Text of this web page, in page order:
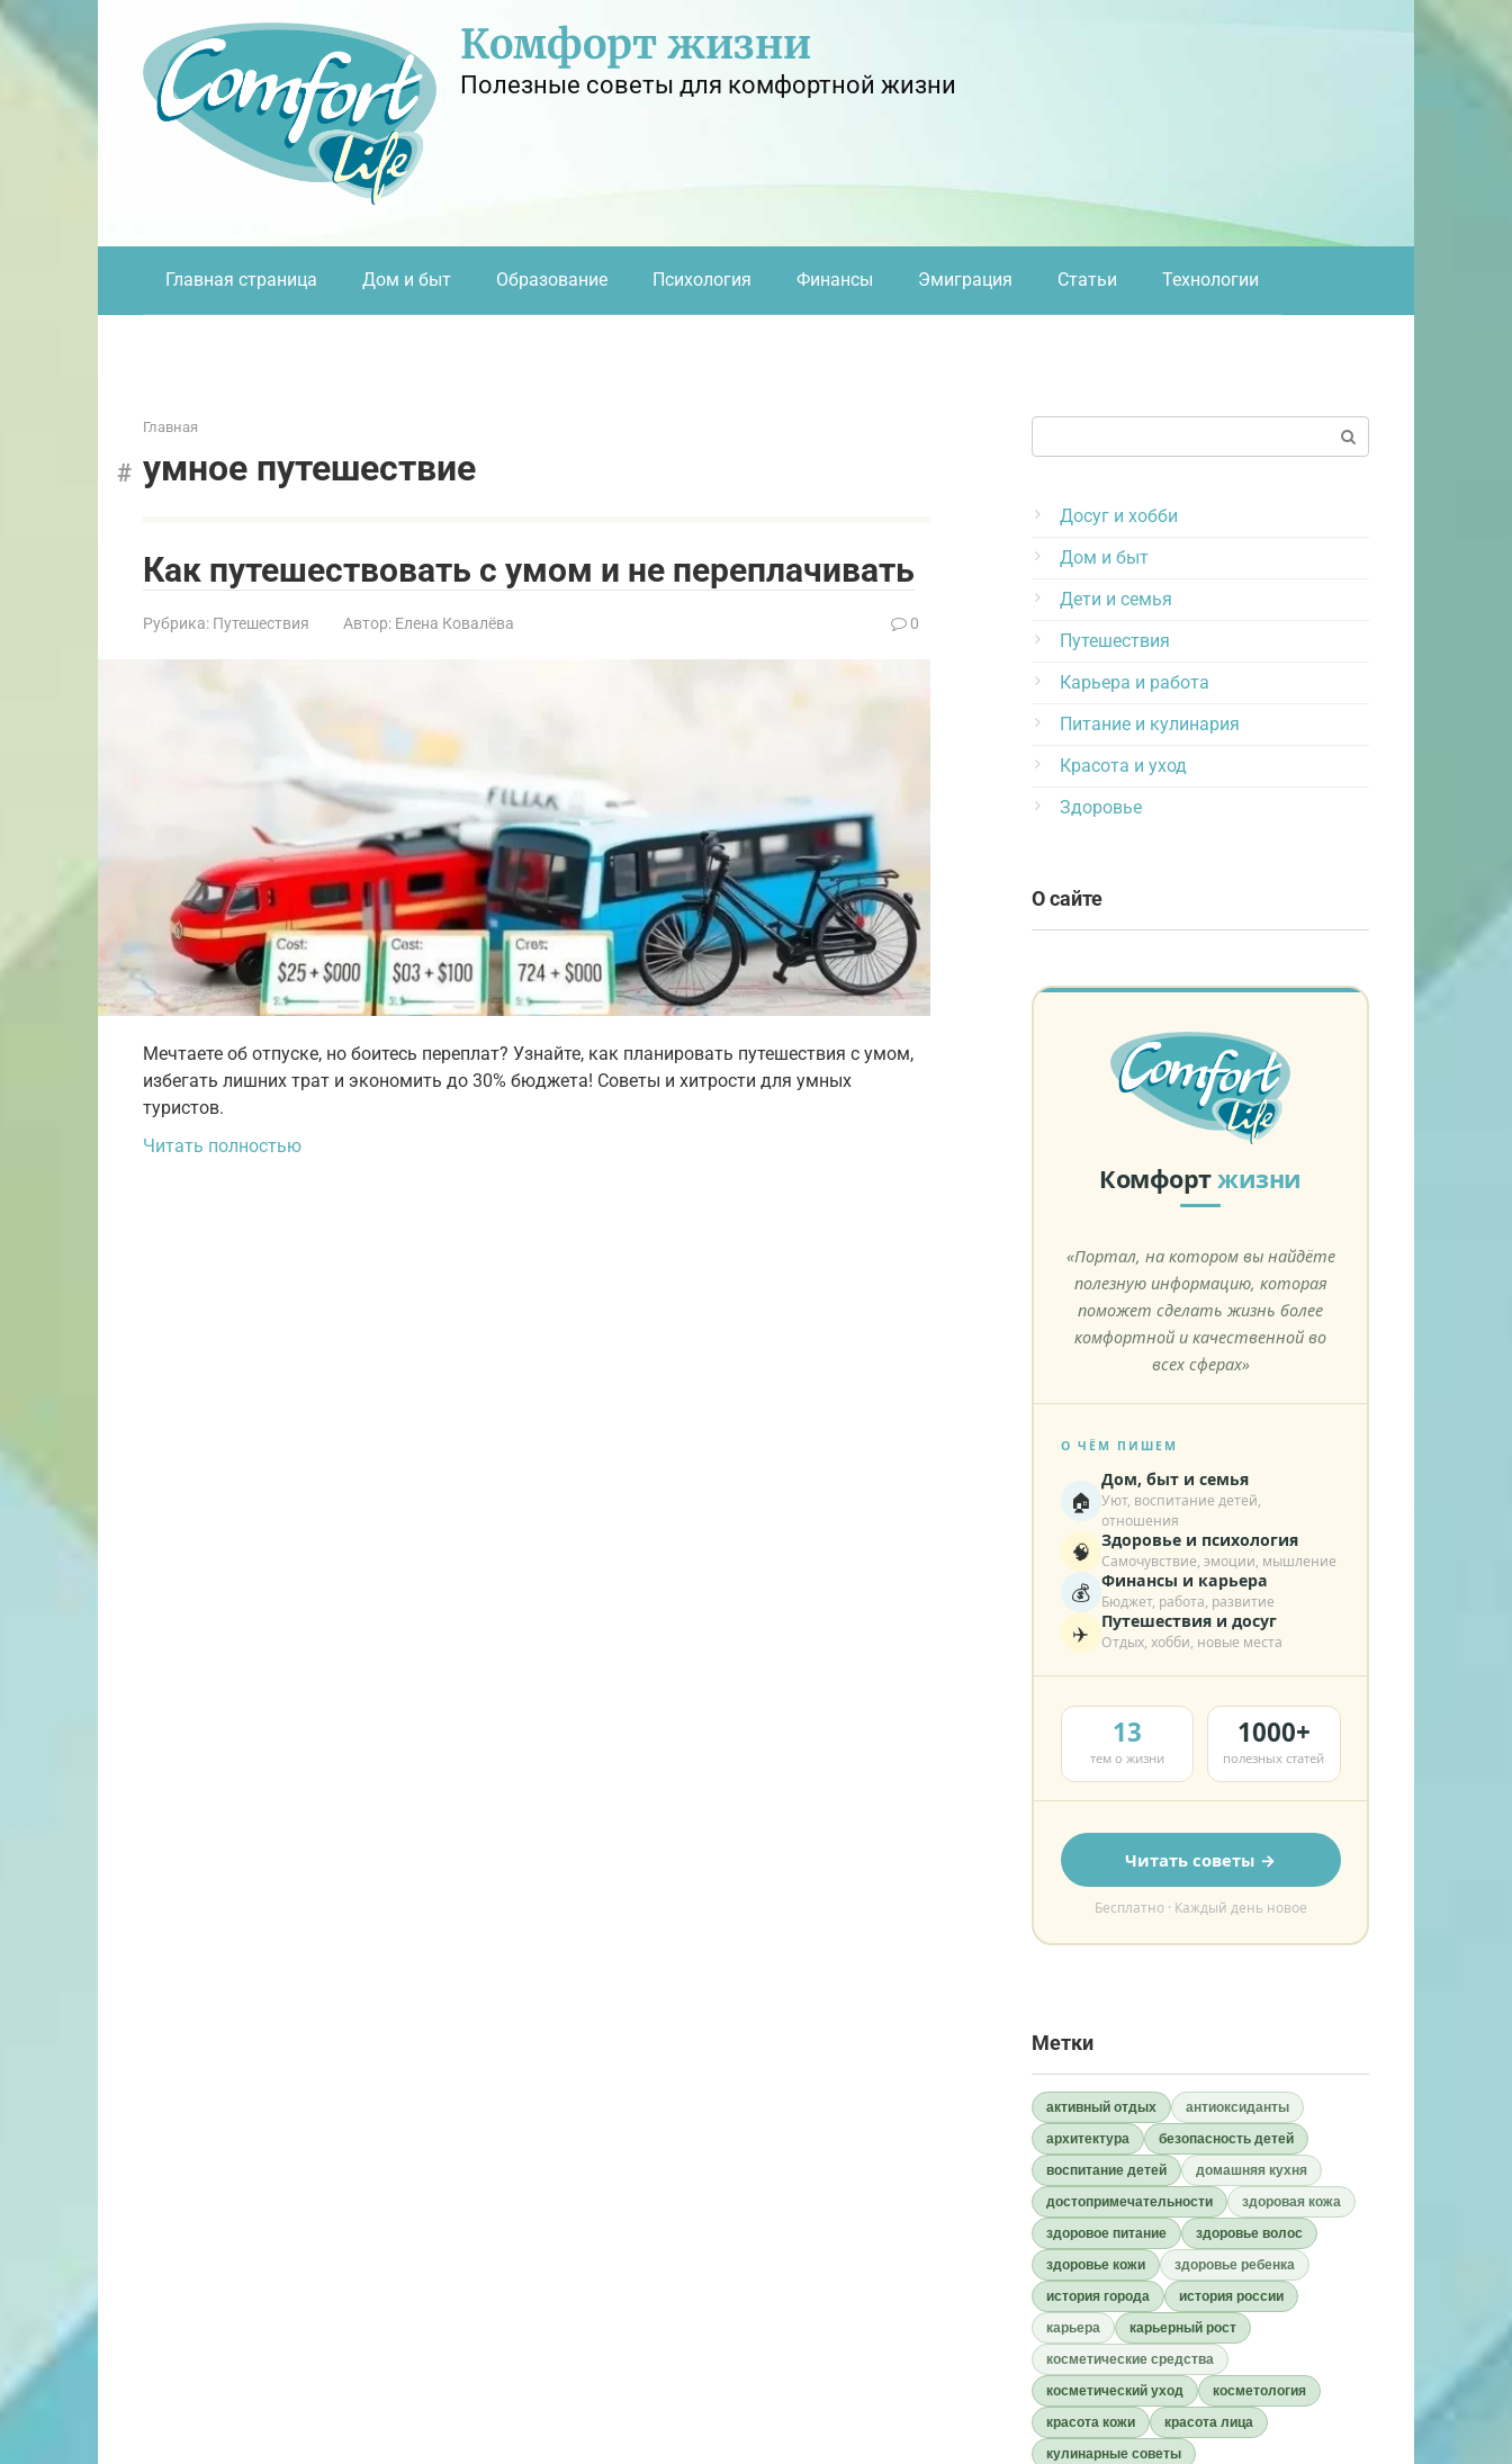
Перейти
контенту
Комфорт жизни
Полезные советы для комфортной жизни
Главная страница Дом и быт Образование Психология Финансы Эмиграция Статьи Технологии
Главная
умное путешествие
Как путешествовать с умом и не переплачивать
Рубрика: Путешествия Автор: Елена Ковалёва 0
Мечтаете об отпуске, но боитесь переплат? Узнайте, как планировать путешествия с умом,
избегать лишних трат и экономить до 30% бюджета! Советы и хитрости для умных
туристов.
Читать полностью
Досуг и хобби
Дом и быт
Дети и семья
Путешествия
Карьера и работа
Питание и кулинария
Красота и уход
Здоровье
О сайте
Комфортжизни
«Портал, на котором вы найдёте
полезную информацию, которая
поможет сделать жизнь более
комфортной и качественной во
всех сферах»
О ЧЁМ ПИШЕМ
🏠
Дом, быт и семья
Уют, воспитание детей,
отношения
🧠 Здоровье и психология
Самочувствие, эмоции, мышление
💰 Финансы и карьера
Бюджет, работа, развитие
✈️ Путешествия и досуг
Отдых, хобби, новые места
13
тем о жизни
1000+
полезных статей
Читать советы →
Бесплатно · Каждый день новое
Метки
активный отдых
антиоксиданты
архитектура
безопасность детей
воспитание детей
домашняя кухня
достопримечательности
здоровая кожа
здоровое питание
здоровье волос
здоровье кожи
здоровье ребенка
история города
история россии
карьера
карьерный рост
косметические средства
косметический уход
косметология
красота кожи
красота лица
кулинарные советы